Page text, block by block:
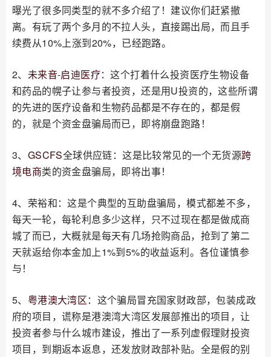
曝光了很多同类型的就不多介绍了！建议你们赶紧撤
离。有玩了两个多月的不拉人头，直接踢出局，而且手
续费从10%上涨到20%，已经跑路。
2、 未来音-启迪医疗：这个打着什么投资医疗生物设备
和药品的幌子让参与者投资，还是用U投资的，这些所谓
的先进的医疗设备和生物药品都是不存在的，都是假
的，就是个资金盘骗局而已，即将崩盘跑路！
3、 GSCFS全球供应链：这是比较常见的一个无货源跨
境电商类的资金盘骗局，即将出事！
4、荣裕和：这是个典型的互助盘骗局，模式都差不多，
每天一轮，每轮利息多少这样，只不过现在都是做成商
城了而已，大概就是每天有几场抢购商品，抢到了第二
天就返给你本金加上1%到5%的收益返利。各位谨慎参
与！
5、 粤港澳大湾区：这个骗局冒充国家财政部，包装成政
府的项目，谎称是港澳湾大湾区发展部推出的项目，让
投资者参与什么城市建设，推出了一系列虚假理财投资
项目，到期返本返息，还发放财政部补贴。全是假的别